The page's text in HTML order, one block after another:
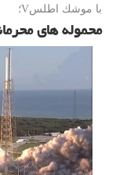
با موشك اطلسV؛
محموله های